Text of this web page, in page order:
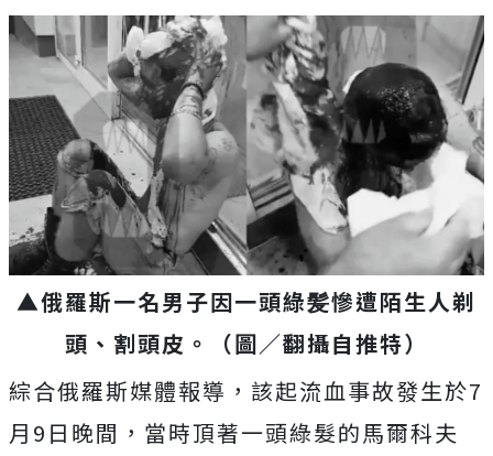
▲俄羅斯一名男子因一頭綠髪慘遭陌生人剃
頭、割頭皮。（圖／翻攝自推特）
綜合俄羅斯媒體報導，該起流血事故發生於7
月9日晚間，當時頂著一頭綠髮的馬爾科夫